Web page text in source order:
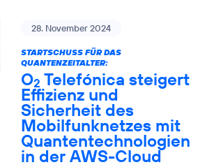
28. November 2024
STARTSCHUSS FÜR DAS
QUANTENZEITALTER:
O2 Telefónica steigert
Effizienz und
Sicherheit des
Mobilfunknetzes mit
Quantentechnologien
in der AWS-Cloud